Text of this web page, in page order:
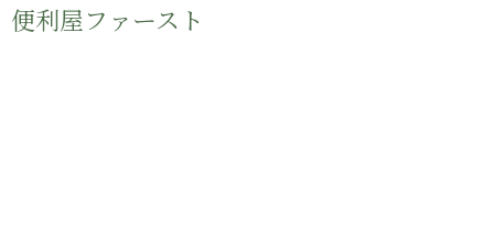
便利屋ファースト